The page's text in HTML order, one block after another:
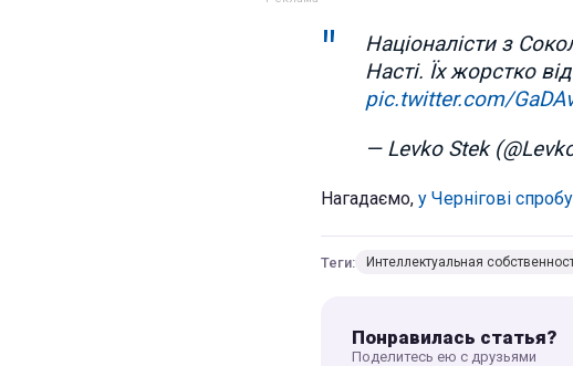
Націоналісти з
Насті. Їх жорстко
pic.twitter.com/
— Levko Stek
Нагадаємо, у Чернігові
Теги: Интеллектуальная
Понравилась статья?
Поделитесь ею с друзьями